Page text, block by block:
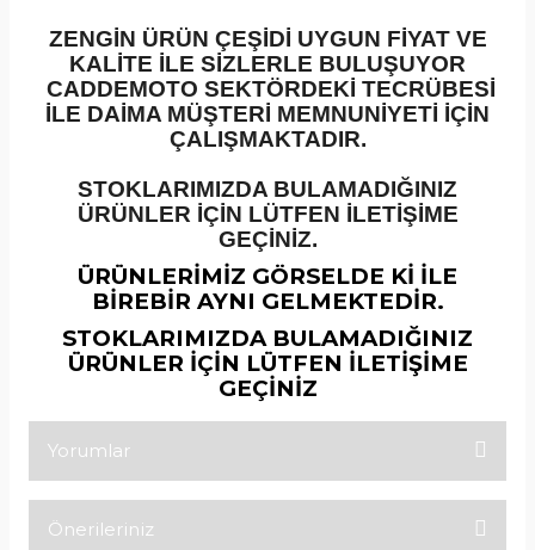
ZENGİN ÜRÜN ÇEŞİDİ UYGUN FİYAT VE
KALİTE İLE SİZLERLE BULUŞUYOR
CADDEMOTO SEKTÖRDEKİ TECRÜBESİ
İLE DAİMA MÜŞTERİ MEMNUNİYETİ İÇİN
ÇALIŞMAKTADIR.
STOKLARIMIZDA BULAMADIĞINIZ
ÜRÜNLER İÇİN LÜTFEN İLETİŞİME
GEÇİNİZ.
ÜRÜNLERİMİZ GÖRSELDE Kİ İLE
BİREBİR AYNI GELMEKTEDİR.
STOKLARIMIZDA BULAMADIĞINIZ
ÜRÜNLER İÇİN LÜTFEN İLETİŞİME
GEÇİNİZ
Yorumlar
Önerileriniz